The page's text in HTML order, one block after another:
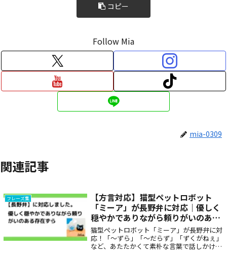
コピー
Follow Mia
mia-0309
関連記事
フレーズ集
【方言対応】猫型ペットロボット
「ミーア」が長野弁に対応｜優しく
穏やかでありながら頼りがいのある
存在ずら
猫型ペットロボット「ミーア」が長野弁に対
応！「〜ずら」「〜だらず」「ずくがねぇ」
など、あたたかくて素朴な言葉で話しかけて